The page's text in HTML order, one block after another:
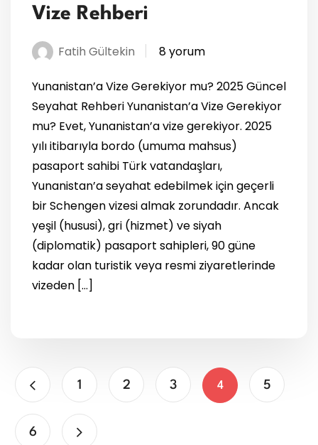
Vize Rehberi
Fatih Gültekin 8 yorum
Yunanistan’a Vize Gerekiyor mu? 2025 Güncel
Seyahat Rehberi Yunanistan’a Vize Gerekiyor
mu? Evet, Yunanistan’a vize gerekiyor. 2025
yılı itibarıyla bordo (umuma mahsus)
pasaport sahibi Türk vatandaşları,
Yunanistan’a seyahat edebilmek için geçerli
bir Schengen vizesi almak zorundadır. Ancak
yeşil (hususi), gri (hizmet) ve siyah
(diplomatik) pasaport sahipleri, 90 güne
kadar olan turistik veya resmi ziyaretlerinde
vizeden […]
1 2 3 4 5
6